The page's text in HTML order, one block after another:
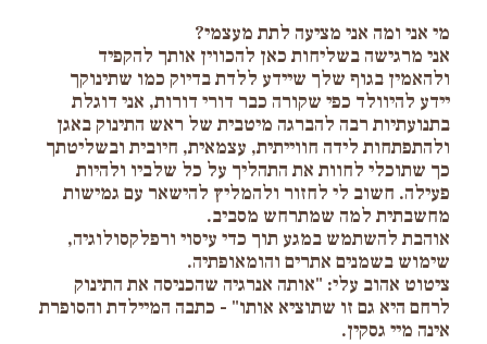
מי אני ומה אני מציעה לתת מעצמי?
אני מרגישה בשליחות כאן להכווין אותך להקפיד
ולהאמין בגוף שלך שיידע ללדת בדיוק כמו שתינוקך
יידע להיוולד כפי שקורה כבר דורי דורות, אני דוגלת
בתנועתיות רבה להברגה מיטבית של ראש התינוק באגן
ולהתפתחות לידה חווייתית, עצמאית, חיובית ובשליטתך
כך שתוכלי לחוות את התהליך על כל שלביו ולהיות
פעילה. חשוב לי לחזור ולהמליץ להישאר עם גמישות
מחשבתית למה שמתרחש מסביב.
אוהבת להשתמש במגע תוך כדי עיסוי ורפלקסולוגיה,
שימוש בשמנים אתרים והומאופתיה.
ציטוט אהוב עלי: "אותה אנרגיה שהכניסה את התינוק
לרחם היא גם זו שתוציא אותו" - כתבה המיילדת והסופרת
אינה מיי גסקין.